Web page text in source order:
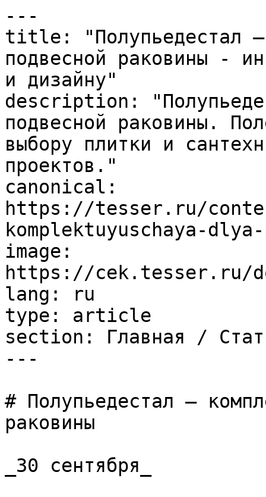
---
title: "Полупьедестал –
подвесной раковины -
и дизайну"
description:
подвесной раковины.
выбору плитки и
проектов."
canonical:
https://tesser.ru/
komplektuyuschaya-
image:
https://cek.tesser.ru/
lang: ru
type: article
section: Главная /
---
# Полупьедестал –
раковины
_30 сентября_